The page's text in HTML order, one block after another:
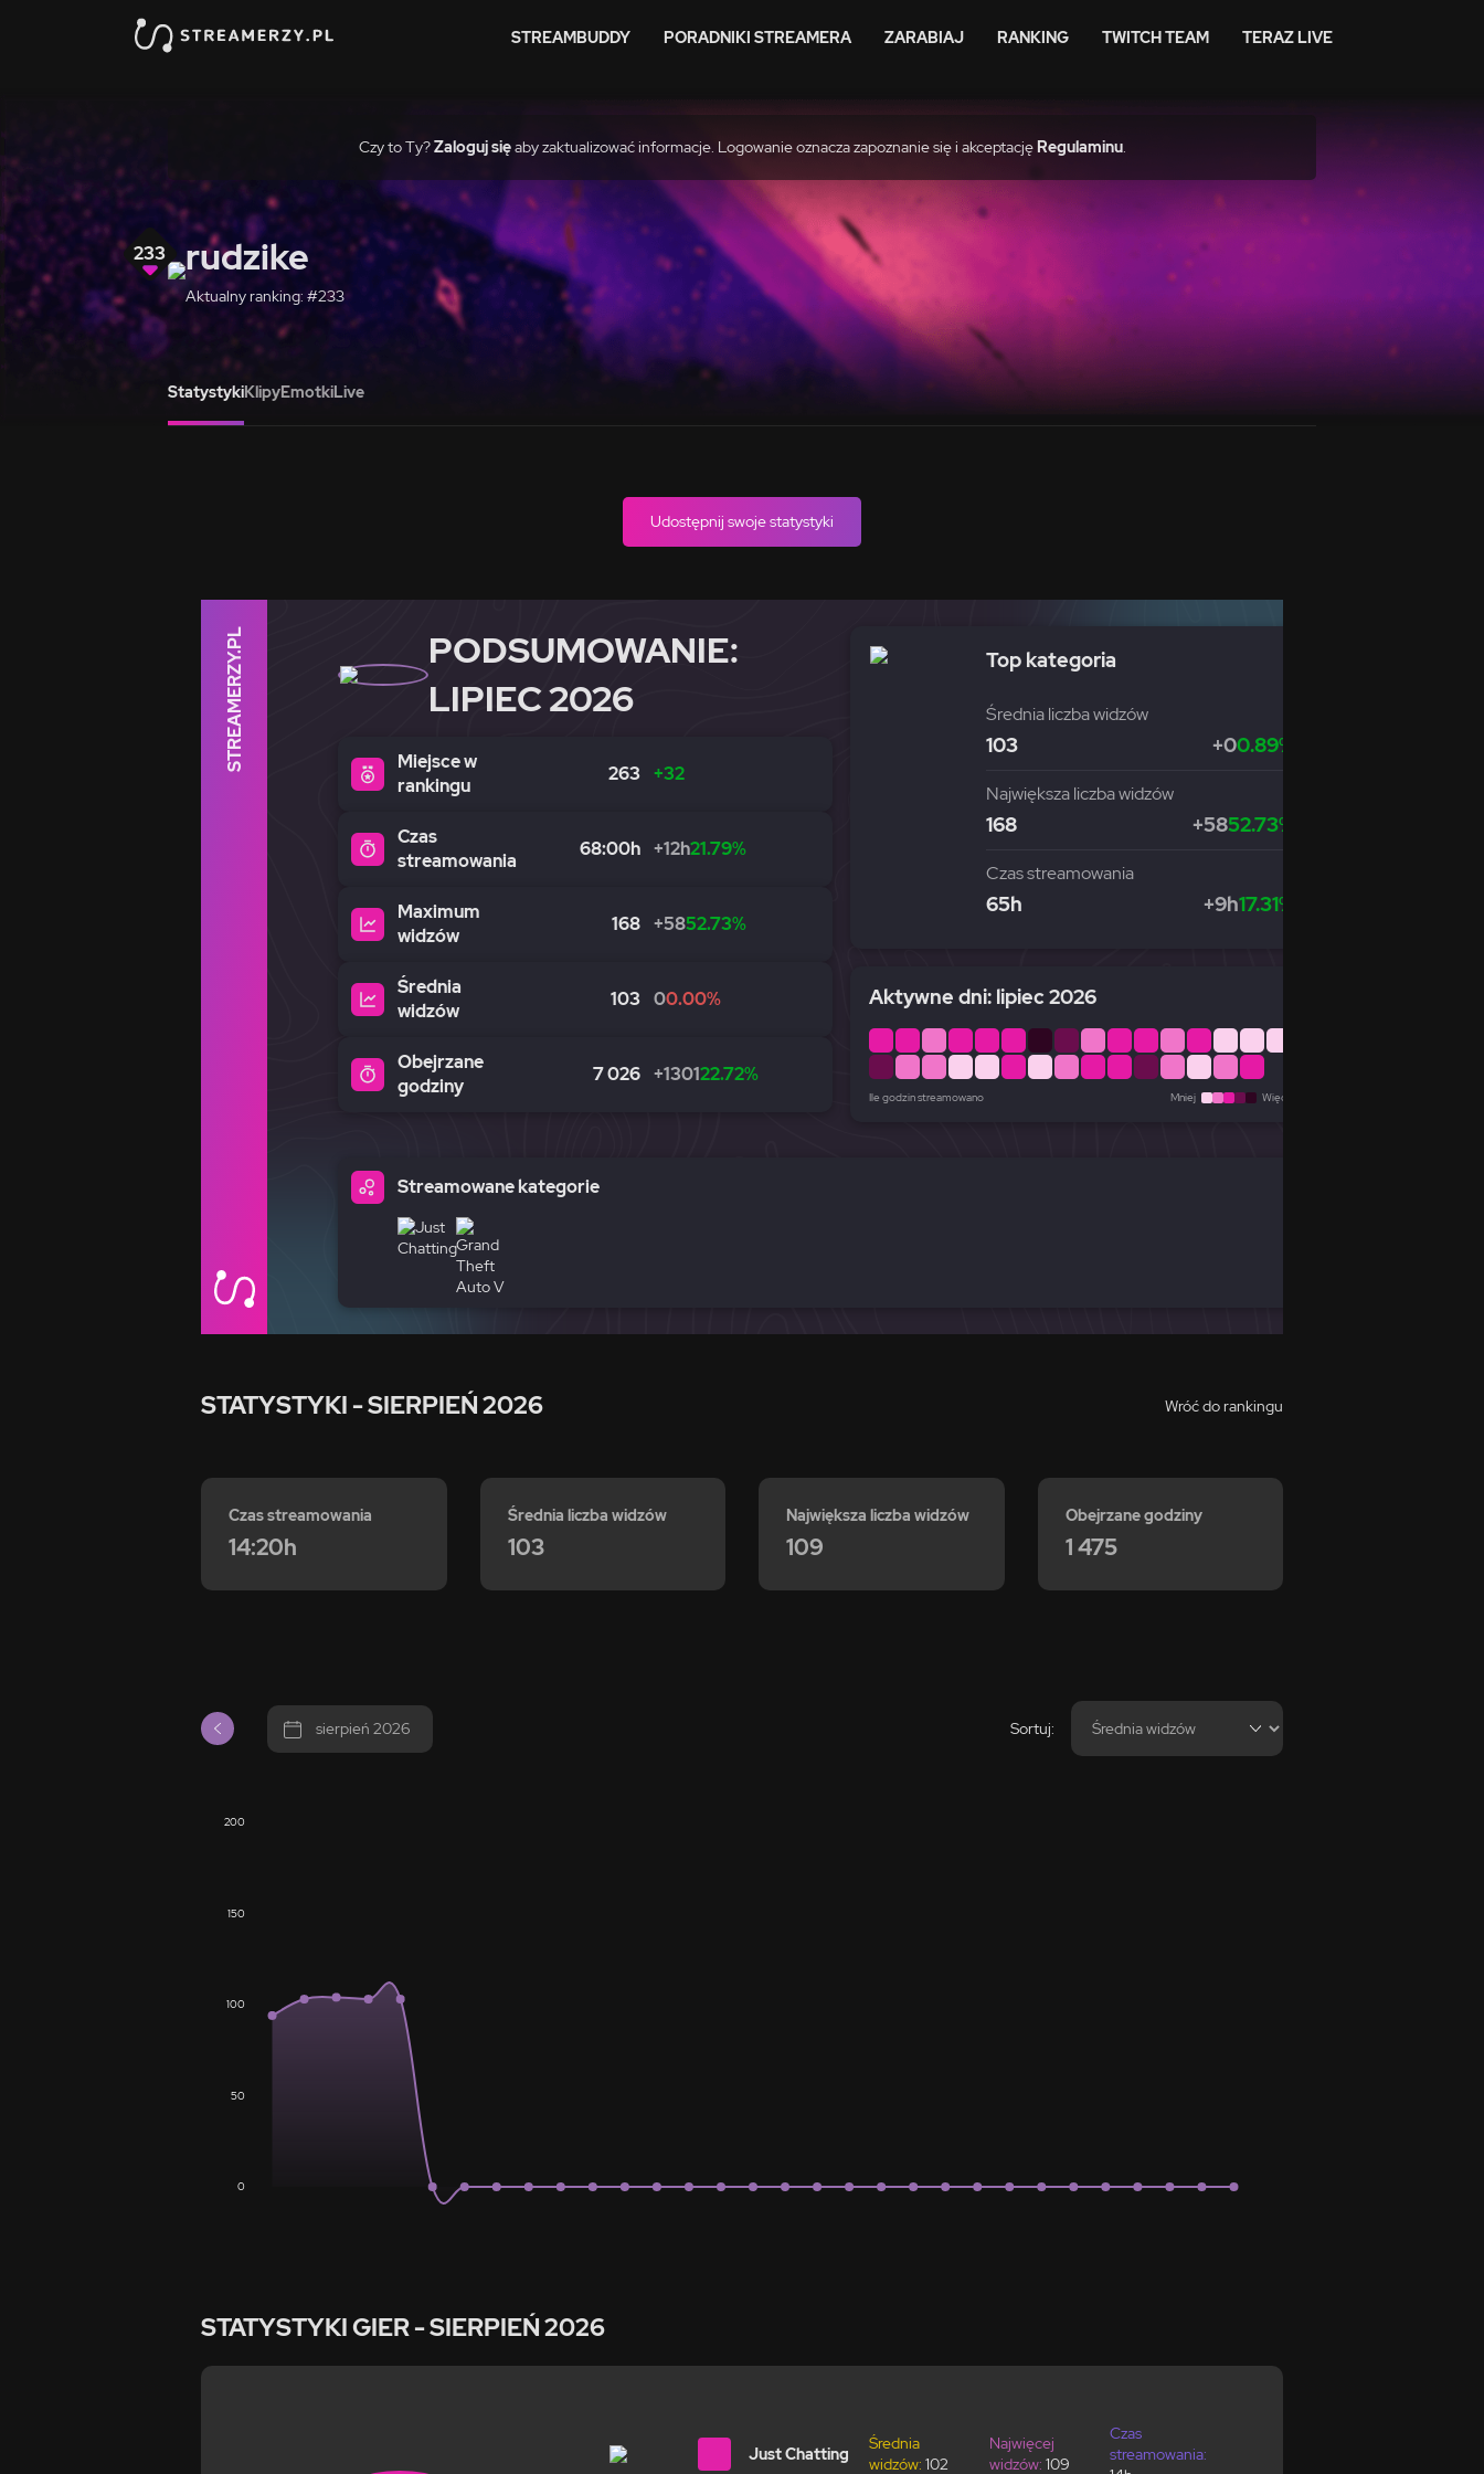
STREAMBUDDY PORADNIKI STREAMERA ZARABIAJ RANKING TWITCH TEAM TERAZ LIVE
Czy to Ty?Zaloguj sięaby zaktualizować informacje. Logowanie oznacza zapoznanie się i akceptacjęRegulaminu.
233 rudzike
Aktualny ranking: #233
StatystykiKlipyEmotkiLive
Udostępnij swoje statystyki
STREAMERZY.PL
PODSUMOWANIE:
LIPIEC 2026
Miejsce w
rankingu
263 +32
Czas
streamowania
68:00h +12h21.79%
Maximum
widzów
168 +5852.73%
Średnia
widzów
103 00.00%
Obejrzane
godziny
7 026 +130122.72%
Top kategoria
Średnia liczba widzów
103 +00.89%
Największa liczba widzów
168 +5852.73%
Czas streamowania
65h +9h17.31%
Aktywne dni: lipiec 2026
Ile godzin streamowano Mniej Więcej
Streamowane kategorie
STATYSTYKI - SIERPIEŃ 2026 Wróć do rankingu
Czas streamowania
14:20h
Średnia liczba widzów
103
Największa liczba widzów
109
Obejrzane godziny
1 475
sierpień 2026 Sortuj:
0
50
100
150
200
STATYSTYKI GIER- SIERPIEŃ 2026
Just Chatting
Średnia
widzów: 102
Najwięcej
widzów: 109
Czas
streamowania: